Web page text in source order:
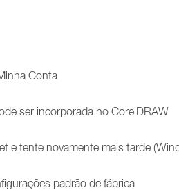
Conta
ser incorporada no CorelDRAW
e tente novamente mais tarde
padrão de fábrica